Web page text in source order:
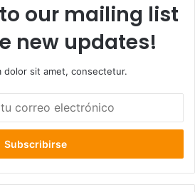
our mailing list
new updates!
dolor sit amet, consectetur.